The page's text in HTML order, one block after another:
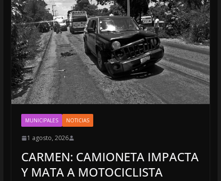
MUNICIPALES NOTICIAS
1 agosto, 2026
CARMEN: CAMIONETA IMPACTA
Y MATA A MOTOCICLISTA